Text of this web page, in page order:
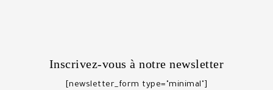
Inscrivez-vous à notre newsletter
[newsletter_form type="minimal"]